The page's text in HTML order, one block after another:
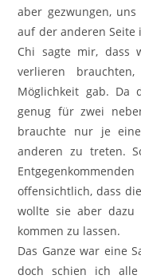
aber gezwungen,
auf der anderen Seite
Chi sagte mir, dass
verlieren
Möglichkeit gab.
genug für zwei
brauchte nur je
anderen zu treten.
offensichtlich, dass
wollte sie aber dazu
kommen zu lassen.
Das Ganze war eine
doch schien ich